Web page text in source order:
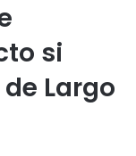
si
Largo